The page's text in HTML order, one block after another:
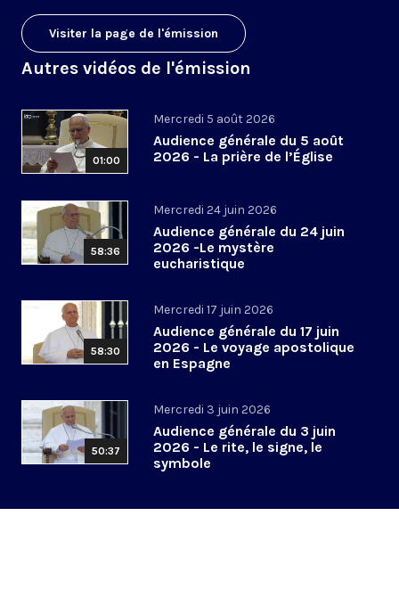
Visiter la page de l'émission
Autres vidéos de l'émission
01:00
Mercredi 5 août 2026
Audience générale du 5 août
2026 - La prière de l’Église
58:36
Mercredi 24 juin 2026
Audience générale du 24 juin
2026 -Le mystère
eucharistique
58:30
Mercredi 17 juin 2026
Audience générale du 17 juin
2026 - Le voyage apostolique
en Espagne
50:37
Mercredi 3 juin 2026
Audience générale du 3 juin
2026 - Le rite, le signe, le
symbole